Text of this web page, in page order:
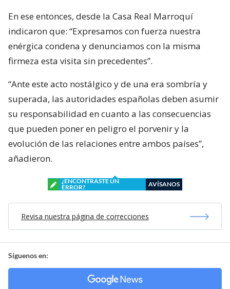
En ese entonces, desde la Casa Real Marroquí
indicaron que: “Expresamos con fuerza nuestra
enérgica condena y denunciamos con la misma
firmeza esta visita sin precedentes”.
“Ante este acto nostálgico y de una era sombría y
superada, las autoridades españolas deben asumir
su responsabilidad en cuanto a las consecuencias
que pueden poner en peligro el porvenir y la
evolución de las relaciones entre ambos países”,
añadieron.
¿ENCONTRASTE UN
ERROR?
AVÍSANOS
Revisa nuestra página de correcciones
Síguenos en: